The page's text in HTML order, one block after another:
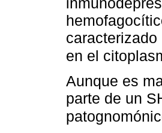
en el
Aunque es
parte de un